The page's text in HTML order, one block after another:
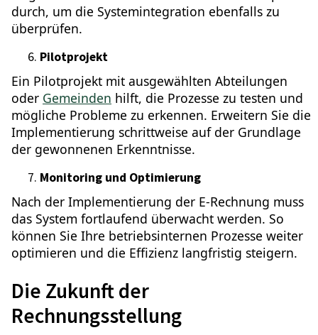
durch, um die Systemintegration ebenfalls zu
überprüfen.
Pilotprojekt
Ein Pilotprojekt mit ausgewählten Abteilungen
oder Gemeinden hilft, die Prozesse zu testen und
mögliche Probleme zu erkennen. Erweitern Sie die
Implementierung schrittweise auf der Grundlage
der gewonnenen Erkenntnisse.
Monitoring und Optimierung
Nach der Implementierung der E-Rechnung muss
das System fortlaufend überwacht werden. So
können Sie Ihre betriebsinternen Prozesse weiter
optimieren und die Effizienz langfristig steigern.
Die Zukunft der
Rechnungsstellung